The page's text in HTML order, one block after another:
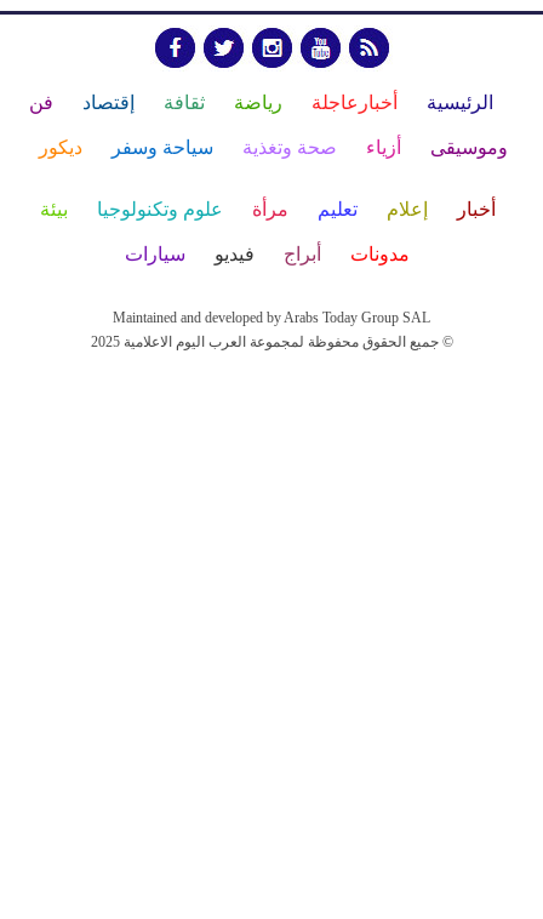
الرئيسية أخبارعاجلة رياضة ثقافة إقتصاد فن
وموسيقى أزياء صحة وتغذية سياحة وسفر ديكور
أخبار إعلام تعليم مرأة علوم وتكنولوجيا بيئة
مدونات أبراج فيديو سيارات
Maintained and developed by Arabs Today Group SAL
جميع الحقوق محفوظة لمجموعة العرب اليوم الاعلامية 2025 ©